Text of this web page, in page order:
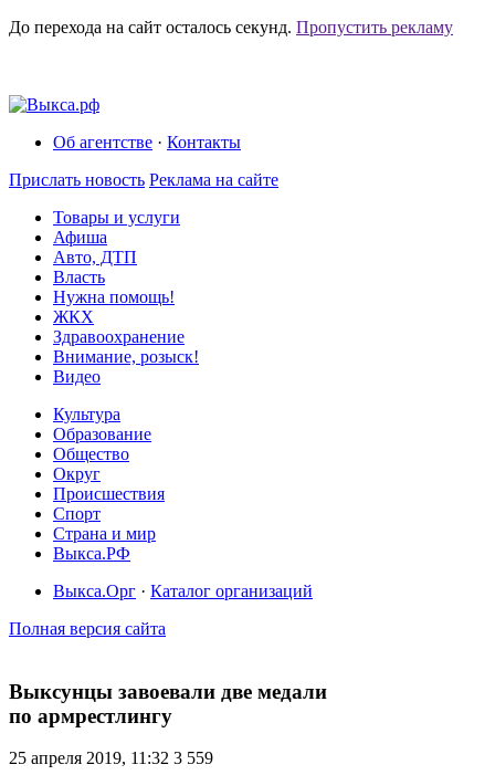
До перехода на сайт осталось секунд. Пропустить рекламу
Об агентстве · Контакты
Прислать новость Реклама на сайте
Товары и услуги
Афиша
Авто, ДТП
Власть
Нужна помощь!
ЖКХ
Здравоохранение
Внимание, розыск!
Видео
Культура
Образование
Общество
Округ
Происшествия
Спорт
Страна и мир
Выкса.РФ
Выкса.Орг · Каталог организаций
Полная версия сайта
Выксунцы завоевали две медали
по армрестлингу
25 апреля 2019, 11:32 3 559